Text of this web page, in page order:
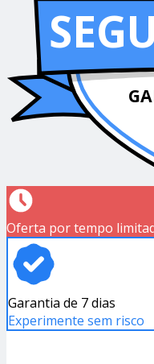
Oferta por tempo
Garantia de 7 dias
Experimente sem risco